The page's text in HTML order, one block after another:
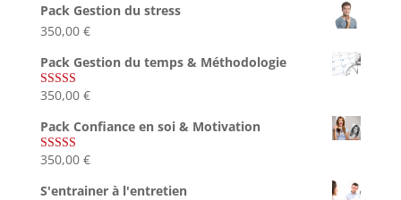
Pack Gestion du stress
350,00 €
Pack Gestion du temps & Méthodologie
Note5.00
350,00 €
Pack Confiance en soi & Motivation
Note5.00
350,00 €
S'entrainer à l'entretien